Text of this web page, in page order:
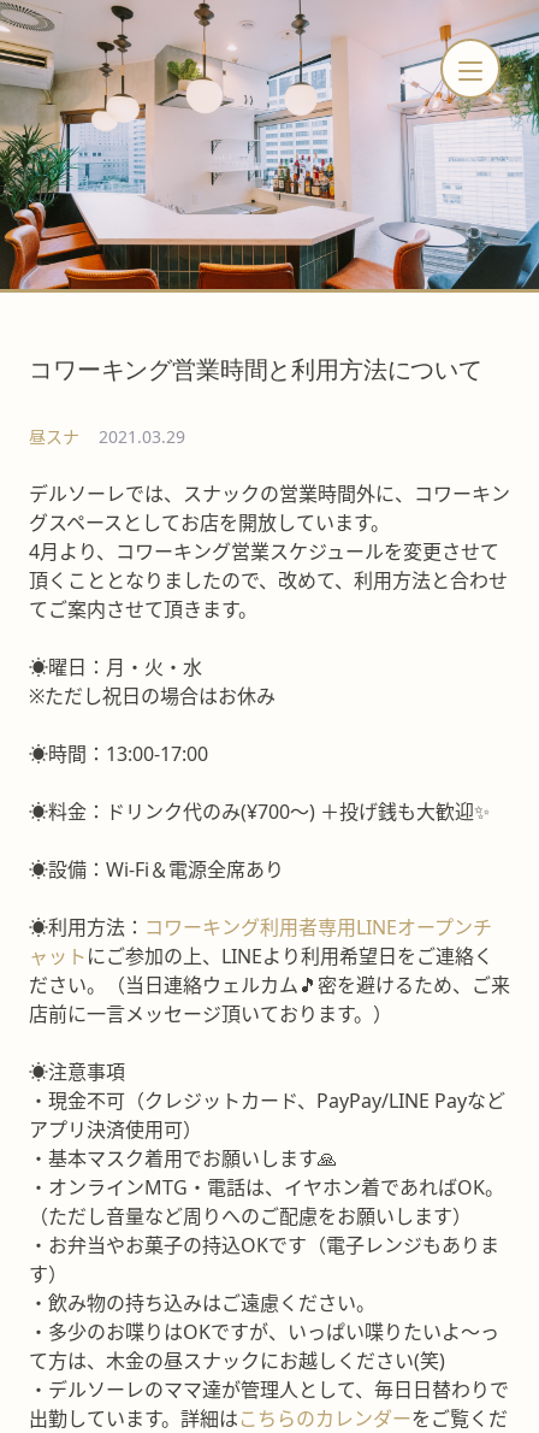
コワーキング営業時間と利用方法について
昼スナ 2021.03.29
デルソーレでは、スナックの営業時間外に、コワーキン
グスペースとしてお店を開放しています。
4月より、コワーキング営業スケジュールを変更させて
頂くこととなりましたので、改めて、利用方法と合わせ
てご案内させて頂きます。
☀️曜日：月・火・水
※ただし祝日の場合はお休み
☀️時間：13:00-17:00
☀️料金：ドリンク代のみ(¥700～) ＋投げ銭も大歓迎✨
☀️設備：Wi-Fi＆電源全席あり
☀️利用方法： コワーキング利用者専用LINEオープンチ
ャットにご参加の上、LINEより利用希望日をご連絡く
ださい。（当日連絡ウェルカム🎵密を避けるため、ご来
店前に一言メッセージ頂いております。）
☀️注意事項
・現金不可（クレジットカード、PayPay/LINE Payなど
アプリ決済使用可）
・基本マスク着用でお願いします🙏
・オンラインMTG・電話は、イヤホン着であればOK。
（ただし音量など周りへのご配慮をお願いします）
・お弁当やお菓子の持込OKです（電子レンジもありま
す）
・飲み物の持ち込みはご遠慮ください。
・多少のお喋りはOKですが、いっぱい喋りたいよ〜っ
て方は、木金の昼スナックにお越しください(笑)
・デルソーレのママ達が管理人として、毎日日替わりで
出勤しています。詳細はこちらのカレンダーをご覧くだ